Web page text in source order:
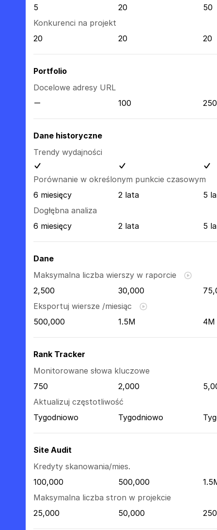
5 20
50
Konkurenci na projekt
20
20 20
Portfolio
Docelowe adresy URL
100
250
Dane historyczne
Trendy wydajności
Porównanie w określonym punkcie czasowym
6 miesięcy
2 lata
5
Dogłębna analiza
6 miesięcy
2 lata 5
Dane
Maksymalna liczba wierszy w raporcie
2,500
30,000
Eksportuj wiersze /miesiąc
500,000
1.5M 4M
Rank Tracker
Monitorowane słowa kluczowe
750
2,000
Aktualizuj częstotliwość
Tygodniowo
Tygodniowo
Site Audit
Kredyty skanowania/mies.
100,000
500,000
Maksymalna liczba stron w projekcie
25,000
50,000